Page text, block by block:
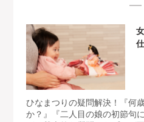
ひなまつりの疑問解決！『何
か？』『二人目の娘の初節句